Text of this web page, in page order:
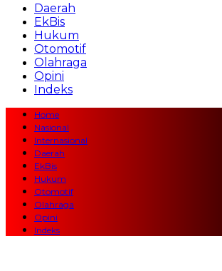
Daerah
EkBis
Hukum
Otomotif
Olahraga
Opini
Indeks
Home
Nasional
Internasional
Daerah
EkBis
Hukum
Otomotif
Olahraga
Opini
Indeks